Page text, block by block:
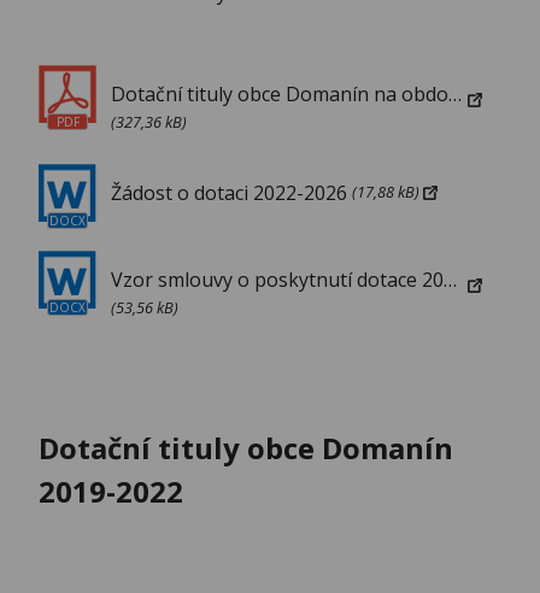
Dotační tituly obce Domanín na období 2022 -2026
(327,36 kB)
PDF
Žádost o dotaci 2022-2026 (17,88 kB)
DOCX
Vzor smlouvy o poskytnutí dotace 2022-2026
(53,56 kB)
DOCX
Dotační tituly obce Domanín
2019-2022